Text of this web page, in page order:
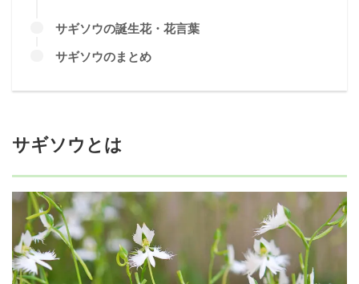
サギソウの誕生花・花言葉
サギソウのまとめ
サギソウとは